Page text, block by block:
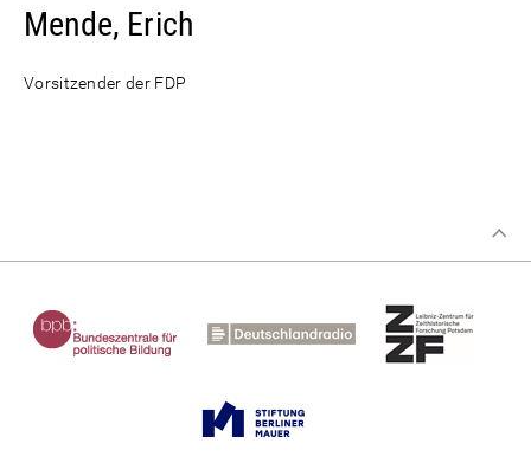
Mende, Erich
Vorsitzender der FDP